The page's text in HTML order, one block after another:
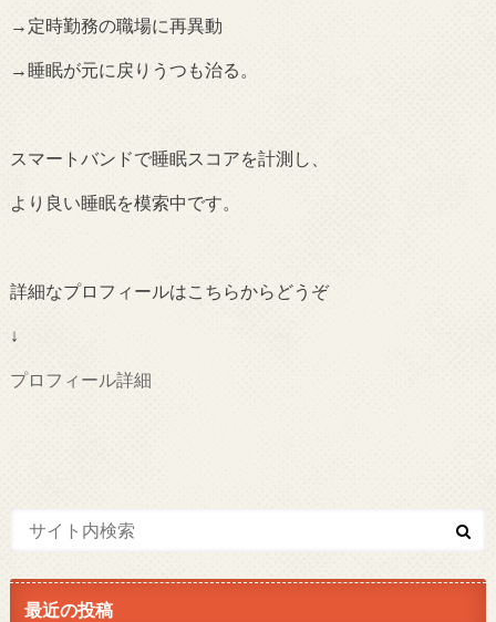
→定時勤務の職場に再異動
→睡眠が元に戻りうつも治る。
スマートバンドで睡眠スコアを計測し、
より良い睡眠を模索中です。
詳細なプロフィールはこちらからどうぞ
↓
プロフィール詳細
最近の投稿